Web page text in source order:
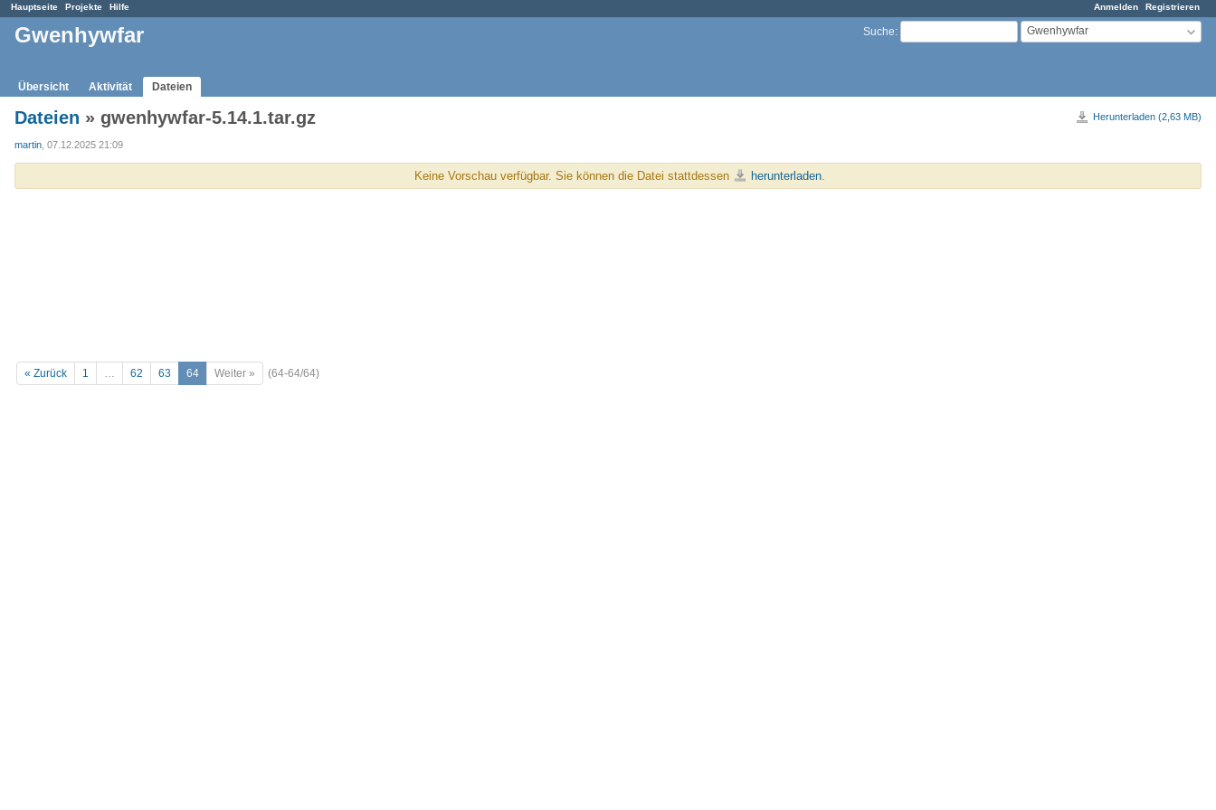
Anmelden Registrieren
Hauptseite Projekte Hilfe
Suche: Gwenhywfar
Gwenhywfar
Übersicht Aktivität Dateien
Herunterladen (2,63 MB)
Dateien » gwenhywfar-5.14.1.tar.gz
martin , 07.12.2025 21:09
Keine Vorschau verfügbar. Sie können die Datei stattdessen herunterladen.
« Zurück 1 … 62 63 64 Weiter » (64-64/64)